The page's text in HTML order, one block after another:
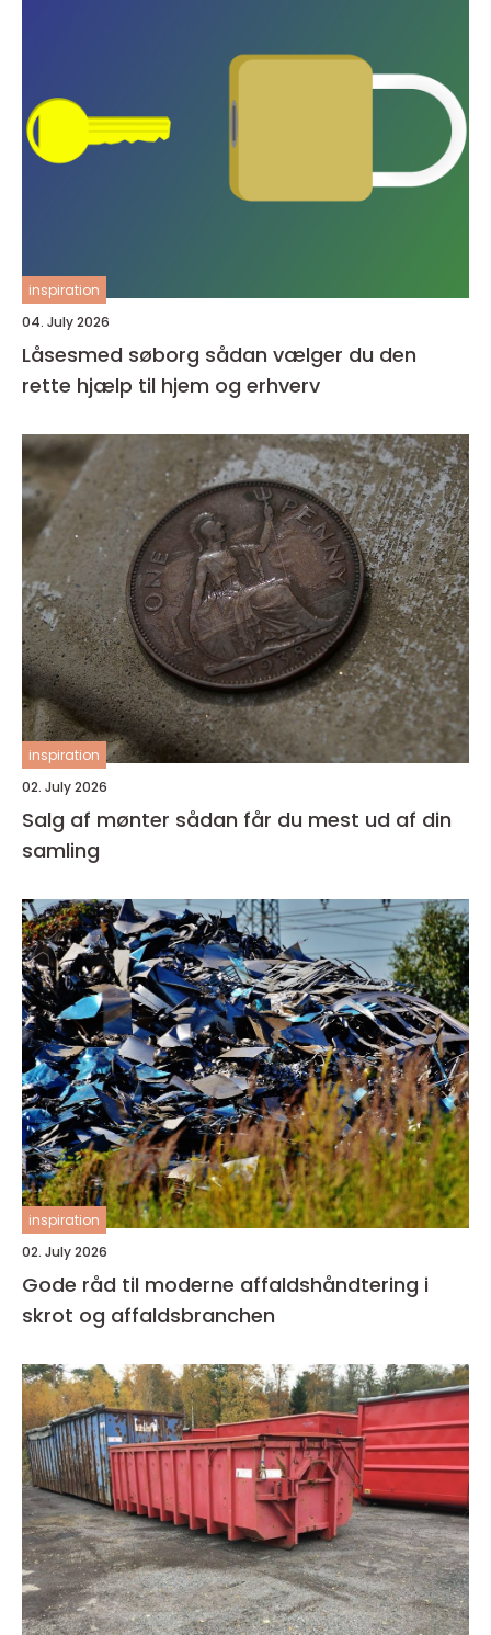
inspiration
04. July 2026
Låsesmed søborg sådan vælger du den
rette hjælp til hjem og erhverv
inspiration
02. July 2026
Salg af mønter sådan får du mest ud af din
samling
inspiration
02. July 2026
Gode råd til moderne affaldshåndtering i
skrot og affaldsbranchen